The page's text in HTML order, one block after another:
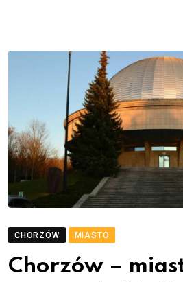
CHORZÓW MIASTO
Chorzów –